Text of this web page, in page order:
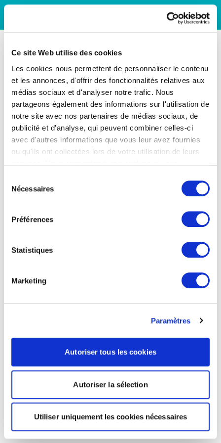
Ce site Web utilise des cookies
Les cookies nous permettent de personnaliser le contenu
et les annonces, d'offrir des fonctionnalités relatives aux
médias sociaux et d'analyser notre trafic. Nous
partageons également des informations sur l'utilisation de
notre site avec nos partenaires de médias sociaux, de
publicité et d'analyse, qui peuvent combiner celles-ci
avec d'autres informations que vous leur avez fournies
ou qu'ils ont collectées lors de votre utilisation de leurs
Nécessaires
Préférences
Statistiques
Marketing
Paramètres
Autoriser tous les cookies
Autoriser la sélection
Utiliser uniquement les cookies nécessaires